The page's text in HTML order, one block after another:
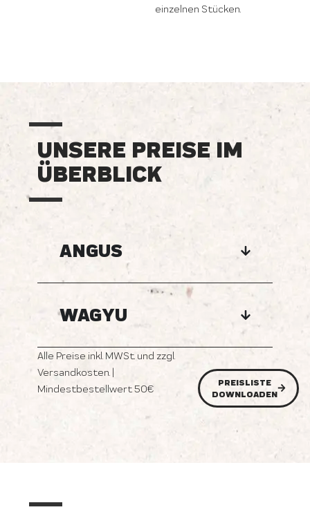
einzelnen Stücken.
UNSERE PREISE IM
ÜBERBLICK
ANGUS
WAGYU
Alle Preise inkl. MWSt. und zzgl.
Versandkosten. |
Mindestbestellwert 50€
PREISLISTE
DOWNLOADEN